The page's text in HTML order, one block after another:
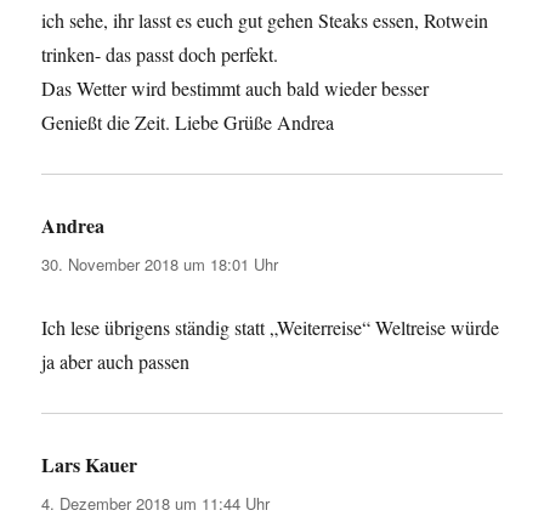
ich sehe, ihr lasst es euch gut gehen Steaks essen, Rotwein
trinken- das passt doch perfekt.
Das Wetter wird bestimmt auch bald wieder besser
Genießt die Zeit. Liebe Grüße Andrea
Andrea
30. November 2018 um 18:01 Uhr
Ich lese übrigens ständig statt „Weiterreise“ Weltreise würde
ja aber auch passen
Lars Kauer
4. Dezember 2018 um 11:44 Uhr